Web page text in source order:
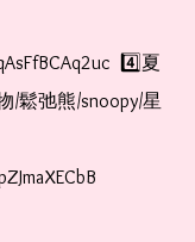
4️⃣夏
/鬆弛熊/snoopy/星